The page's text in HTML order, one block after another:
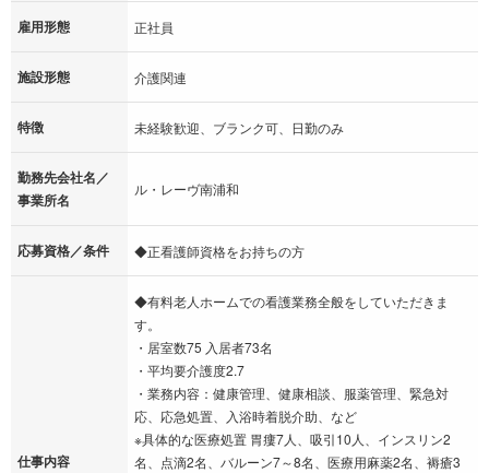
雇用形態 正社員
施設形態 介護関連
特徴 未経験歓迎、ブランク可、日勤のみ
勤務先会社名／
事業所名
ル・レーヴ南浦和
応募資格／条件 ◆正看護師資格をお持ちの方
仕事内容
◆有料老人ホームでの看護業務全般をしていただきま
す。
・居室数75 入居者73名
・平均要介護度2.7
・業務内容：健康管理、健康相談、服薬管理、緊急対
応、応急処置、入浴時着脱介助、など
※具体的な医療処置 胃瘻7人、吸引10人、インスリン2
名、点滴2名、バルーン7～8名、医療用麻薬2名、褥瘡3